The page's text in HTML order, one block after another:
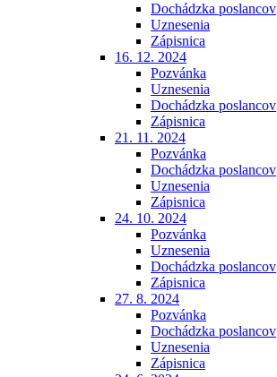
Dochádzka poslancov
Uznesenia
Zápisnica
16. 12. 2024
Pozvánka
Uznesenia
Dochádzka poslancov
Zápisnica
21. 11. 2024
Pozvánka
Dochádzka poslancov
Uznesenia
Zápisnica
24. 10. 2024
Pozvánka
Uznesenia
Dochádzka poslancov
Zápisnica
27. 8. 2024
Pozvánka
Dochádzka poslancov
Uznesenia
Zápisnica